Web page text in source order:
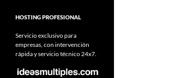
HOSTING PROFESIONAL
Servicio exclusivo para
empresas, con intervención
rápida y servicio técnico 24x7.